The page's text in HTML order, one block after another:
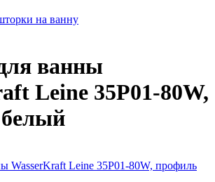
на ванну
ванны
Leine 35P01-80W,